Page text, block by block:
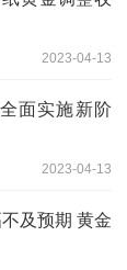
2023-04-13
面实施新阶
2023-04-13
及预期 黄金